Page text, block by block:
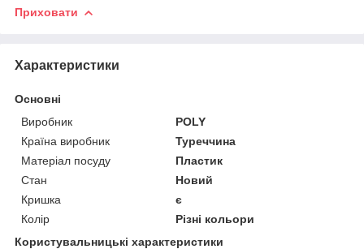
Приховати
Характеристики
Основні
Виробник
POLY
Країна виробник
Туреччина
Матеріал посуду
Пластик
Стан
Новий
Кришка
є
Колір
Різні кольори
Користувальницькі характеристики